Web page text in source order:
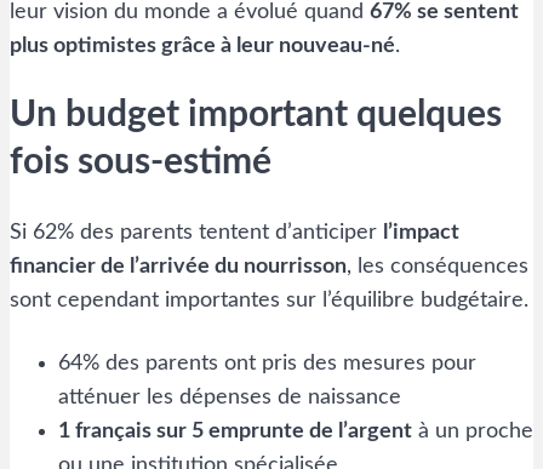
leur vision du monde a évolué quand 67% se sentent
plus optimistes grâce à leur nouveau-né.
Un budget important quelques
fois sous-estimé
Si 62% des parents tentent d’anticiper l’impact
financier de l’arrivée du nourrisson, les conséquences
sont cependant importantes sur l’équilibre budgétaire.
64% des parents ont pris des mesures pour
atténuer les dépenses de naissance
1 français sur 5 emprunte de l’argent à un proche